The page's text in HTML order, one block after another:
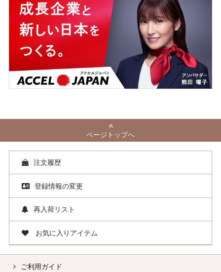
ページトップへ
注文履歴
登録情報の変更
再入荷リスト
お気に入りアイテム
ご利用ガイド